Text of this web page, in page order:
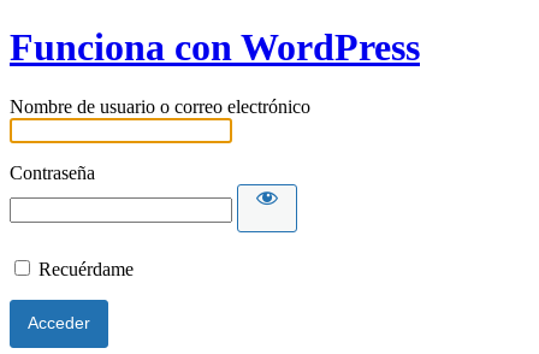
Funciona con WordPress
Nombre de usuario o correo electrónico
Contraseña
Recuérdame